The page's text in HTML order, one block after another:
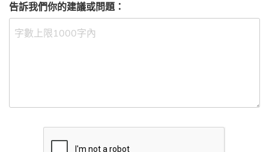
告訴我們你的建議或問題：